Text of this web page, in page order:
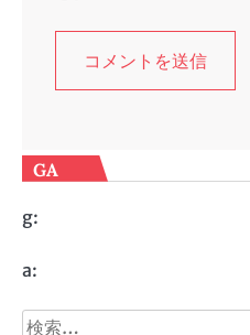
GA
g:
a:
検